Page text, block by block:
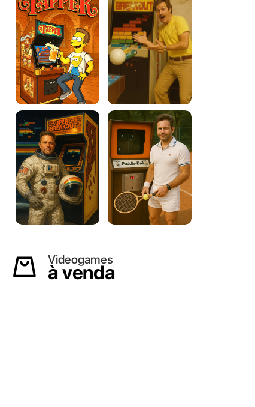
Videogames
à venda